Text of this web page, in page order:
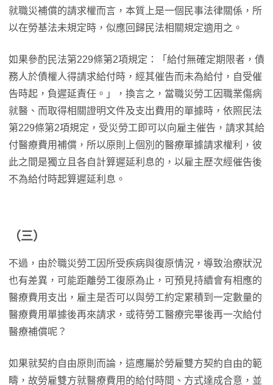
就職災補償的請求權而言，本質上是一個民事法律關係，所
以在勞基法未規定時，似應回歸民法相關規定適用之。
如果參酌民法第229條第2項規定：「給付無確定期限者，債
務人於債權人得請求給付時，經其催告而未為給付，自受催
告時起，負遲延責任。」，換言之，當職災勞工因職業傷病
就醫、而取得相關證明文件及支出費用的單據時，依照民法
第229條第2項規定，受災勞工即可以向雇主催告，請求其給
付醫療費用補償，所以原則上個別的醫療單據請求權利，彼
此之間是獨立且各自計算遲延利息的，以雇主歷次經催告後
不為給付時起算遲延利息。
（三）
不過，由於職災勞工因所受疾病與復原情況，導致治療狀況
也有差異，可能距離勞工復原為止，可預見持續會有相應的
醫療費用支出，雇主是否可以與勞工約定累積到一定數量的
醫療費用單據後再來請求，或待勞工醫療完畢後再一次給付
醫療補償呢？
如果就契約自由原則而論，這應屬於勞雇雙方契約自由的範
疇，故勞雇雙方就醫療費用的給付時間、方式達成合意，並